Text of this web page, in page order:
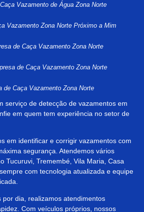
Vazamento de Água Zona Norte
Vazamento Zona Norte Próximo a Mim
de Caça Vazamento Zona Norte
de Caça Vazamento Zona Norte
de Caça Vazamento Zona Norte
serviço de detecção de vazamentos em
em quem tem experiência no setor de
em identificar e corrigir vazamentos com
segurança. Atendemos vários
Tucuruvi, Tremembé, Vila Maria, Casa
com tecnologia atualizada e equipe
por dia, realizamos atendimentos
Com veículos próprios, nossos